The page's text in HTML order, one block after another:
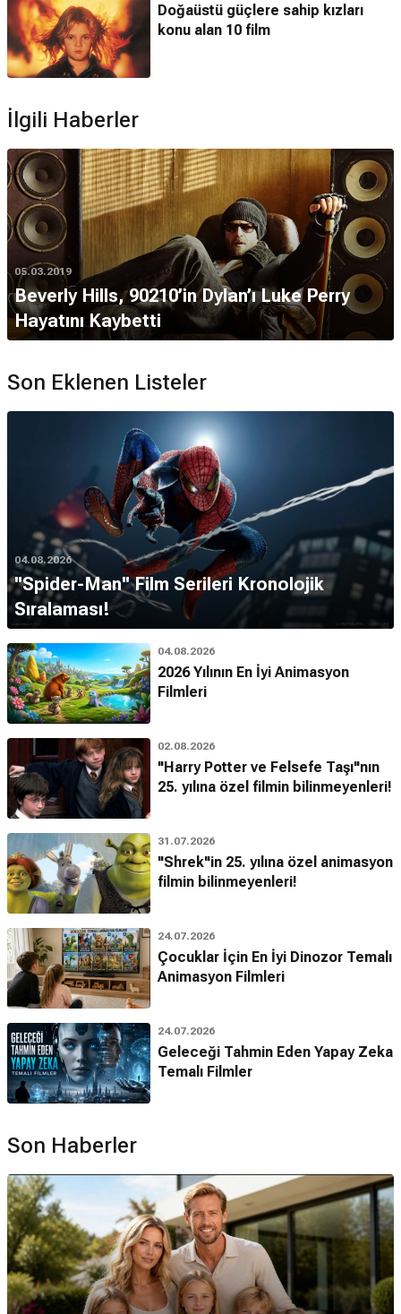
Doğaüstü güçlere sahip kızları
konu alan 10 film
İlgili Haberler
05.03.2019
Beverly Hills, 90210’in Dylan’ı Luke Perry
Hayatını Kaybetti
Son Eklenen Listeler
04.08.2026
''Spider-Man'' Film Serileri Kronolojik
Sıralaması!
04.08.2026
2026 Yılının En İyi Animasyon
Filmleri
02.08.2026
"Harry Potter ve Felsefe Taşı"nın
25. yılına özel filmin bilinmeyenleri!
31.07.2026
"Shrek"in 25. yılına özel animasyon
filmin bilinmeyenleri!
24.07.2026
Çocuklar İçin En İyi Dinozor Temalı
Animasyon Filmleri
24.07.2026
Geleceği Tahmin Eden Yapay Zeka
Temalı Filmler
Son Haberler